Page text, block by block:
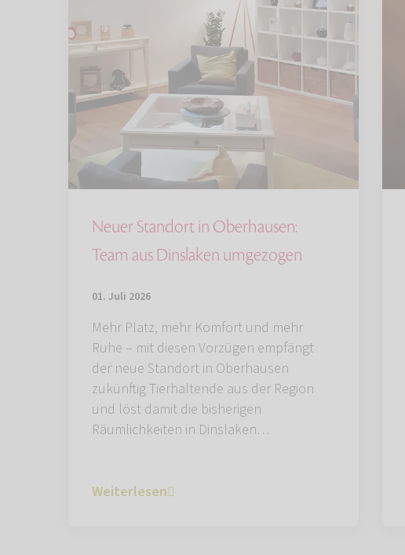
Neuer Standort in Oberhausen:
Team aus Dinslaken umgezogen
01. Juli 2026
Mehr Platz, mehr Komfort und mehr
Ruhe – mit diesen Vorzügen empfängt
der neue Standort in Oberhausen
zukünftig Tierhaltende aus der Region
und löst damit die bisherigen
Räumlichkeiten in Dinslaken…
Weiterlesen